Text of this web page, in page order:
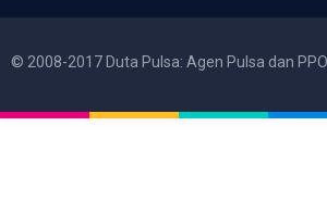
© 2008-2017 Duta Pulsa: Agen Pulsa dan